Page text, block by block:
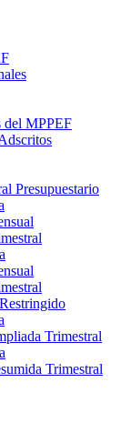
del MPPEF
Presupuestario
Trimestral
Trimestral